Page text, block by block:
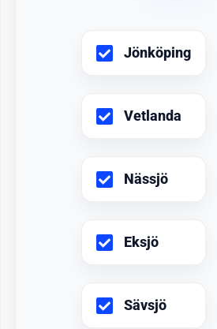
Jönköping
Vetlanda
Nässjö
Eksjö
Sävsjö